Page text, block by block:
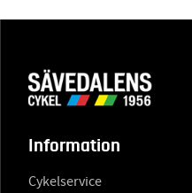
Information
Cykelservice